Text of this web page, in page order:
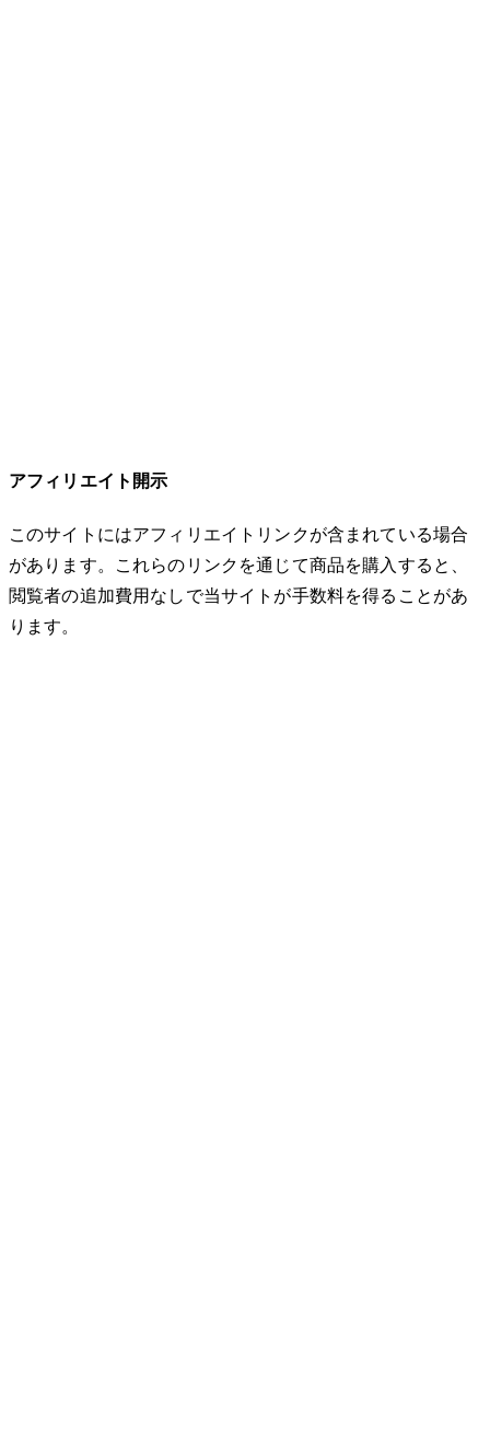
アフィリエイト開示
このサイトにはアフィリエイトリンクが含まれている場合
があります。これらのリンクを通じて商品を購入すると、
閲覧者の追加費用なしで当サイトが手数料を得ることがあ
ります。